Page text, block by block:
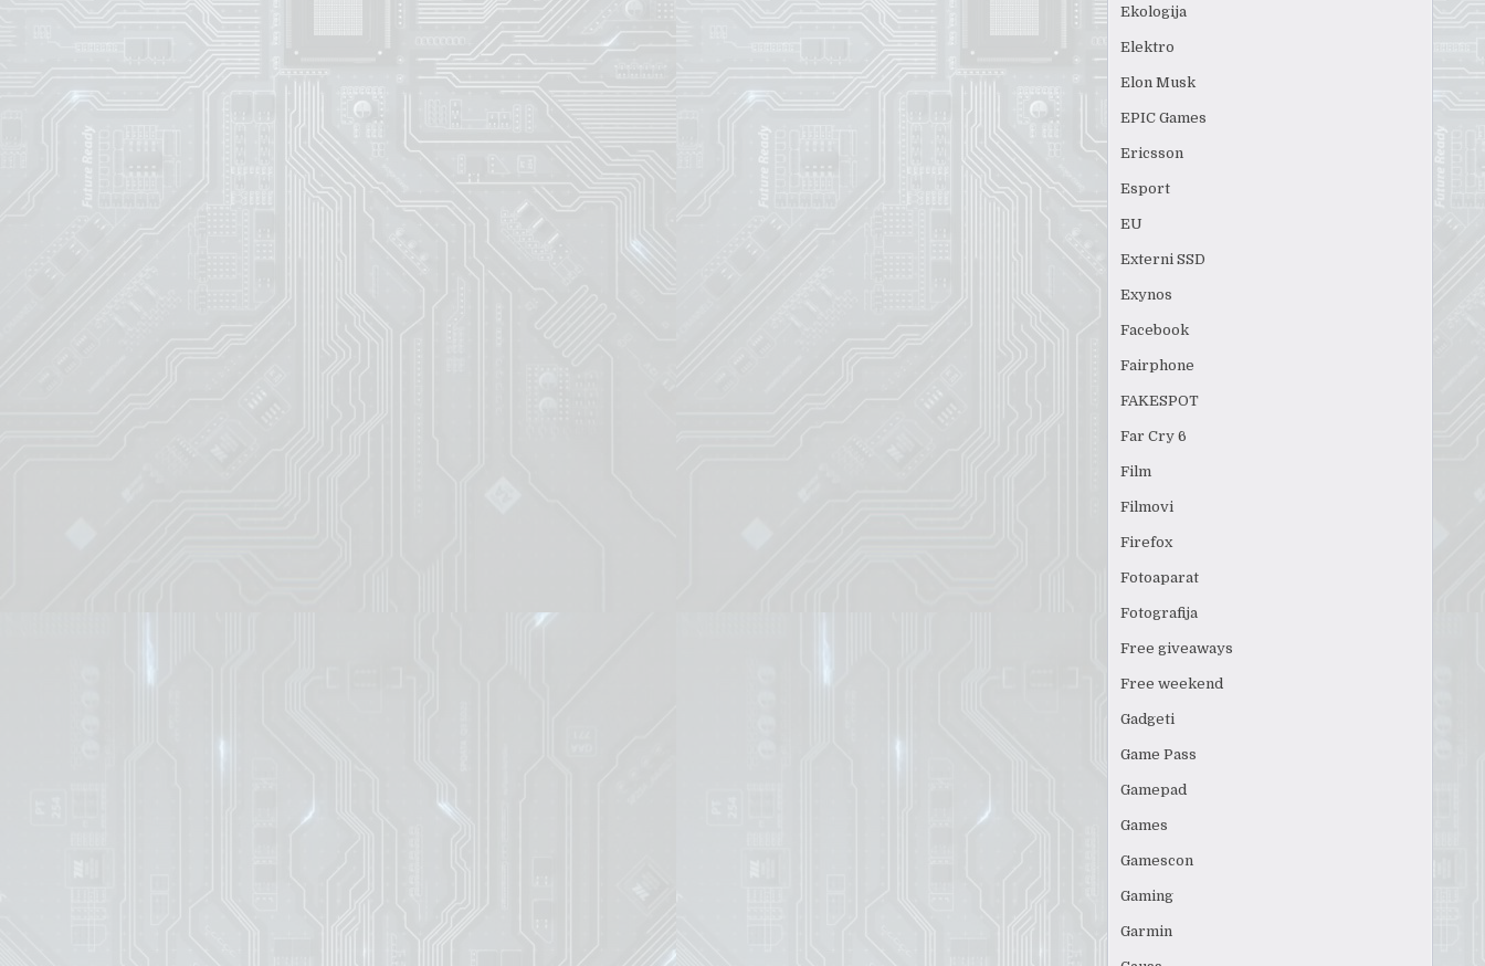
Ekologija
Elektro
Elon Musk
EPIC Games
Ericsson
Esport
EU
Externi SSD
Exynos
Facebook
Fairphone
FAKESPOT
Far Cry 6
Film
Filmovi
Firefox
Fotoaparat
Fotografija
Free giveaways
Free weekend
Gadgeti
Game Pass
Gamepad
Games
Gamescon
Gaming
Garmin